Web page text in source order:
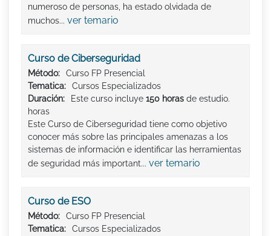
numeroso de personas, ha estado olvidada de
muchos... ver temario
Curso de Ciberseguridad
Método:
Curso FP Presencial
Tematica:
Cursos Especializados
Duración:
Este curso incluye 150 horas de estudio.
horas
Este Curso de Ciberseguridad tiene como objetivo
conocer más sobre las principales amenazas a los
sistemas de información e identificar las herramientas
de seguridad más important... ver temario
Curso de ESO
Método:
Curso FP Presencial
Tematica:
Cursos Especializados